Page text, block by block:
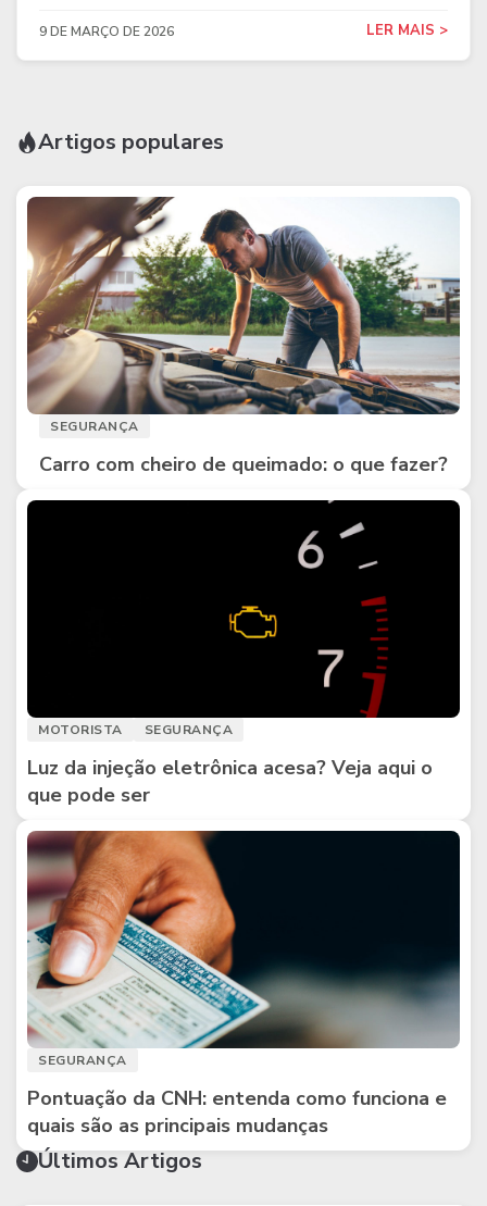
9 DE MARÇO DE 2026 LER MAIS >
Artigos populares
SEGURANÇA
Carro com cheiro de queimado: o que fazer?
MOTORISTA SEGURANÇA
Luz da injeção eletrônica acesa? Veja aqui o
que pode ser
SEGURANÇA
Pontuação da CNH: entenda como funciona e
quais são as principais mudanças
Últimos Artigos